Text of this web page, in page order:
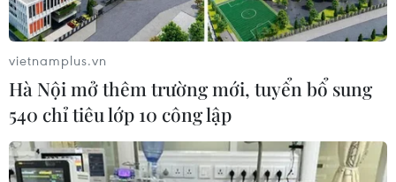
Tòa nhà Capitolio - trụ sở Quốc hội Cuba và công trình kiến trục
đồ sộ nhất La Habana – trở nên lung linh trong Đại nhạc hội.
vietnamplus.vn
Hà Nội mở thêm trường mới, tuyển bổ sung
540 chỉ tiêu lớp 10 công lập